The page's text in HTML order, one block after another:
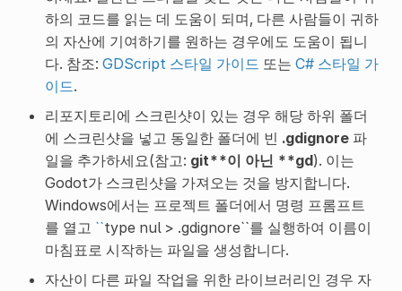
하의 코드를 읽는 데 도움이 되며, 다른 사람들이 귀하
의 자산에 기여하기를 원하는 경우에도 도움이 됩니
다. 참조: GDScript 스타일 가이드 또는 C# 스타일 가
이드.
리포지토리에 스크린샷이 있는 경우 해당 하위 폴더
에 스크린샷을 넣고 동일한 폴더에 빈 .gdignore파
일을 추가하세요(참고: git**이 아닌 **gd). 이는
Godot가 스크린샷을 가져오는 것을 방지합니다.
Windows에서는 프로젝트 폴더에서 명령 프롬프트
를 열고 ``type nul > .gdignore``를 실행하여 이름이
마침표로 시작하는 파일을 생성합니다.
자산이 다른 파일 작업을 위한 라이브러리인 경우 자